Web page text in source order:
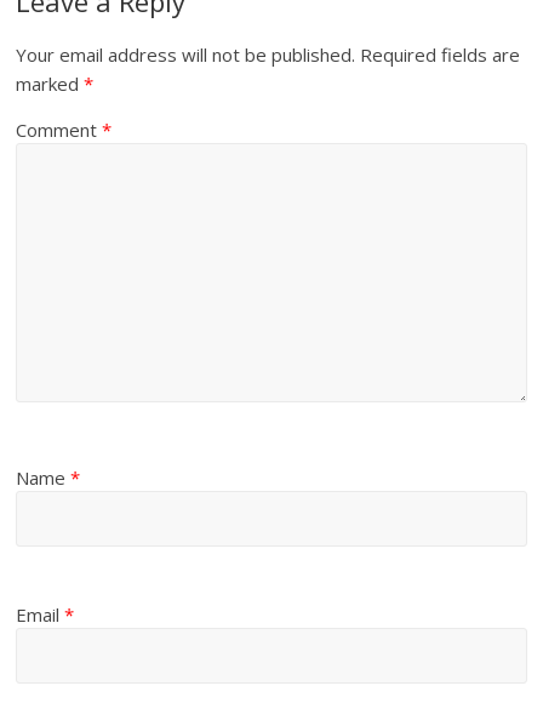
Your email address will not be published. Required fields are
marked*
Comment*
Name*
Email*